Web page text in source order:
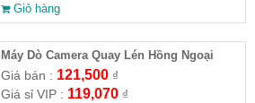
Giỏ hàng
Máy Dò Camera Quay Lén Hồng Ngoại
S100
Giá bán : 121,500₫
Giá sỉ VIP : 119,070₫